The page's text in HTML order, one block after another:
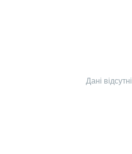
Дані відсутні